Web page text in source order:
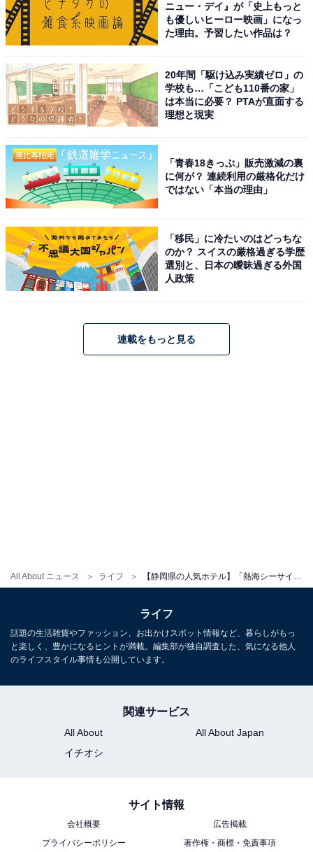
All About ニュース ライフ
「熱海シーサイドスパ＆リゾート」の口コミは？
「熱海シーサイドスパ＆リゾート」には、以下のような
部屋からの海と日の出が最高
種類豊富なビュッフェに満足
アクセス・料金・宿泊情報は？
アクセス
所在地：静岡県熱海市東海岸町6番53号
※料金は公式Webサイト参考価格
チェックイン：15:00から
ニュー・デイ』が「史上もっと
も優しいヒーロー映画」になっ
た理由。予習したい作品は？
20年間「駆け込み実績ゼロ」の
学校も…「こども110番の家」
は本当に必要？ PTAが直面する
理想と現実
「青春18きっぷ」販売激減の裏
に何が？ 連続利用の厳格化だけ
ではない「本当の理由」
「移民」に冷たいのはどっちな
のか？ スイスの厳格過ぎる学歴
選別と、日本の曖昧過ぎる外国
人政策
連載をもっと見る
ライフ
話題の生活雑貨やファッション、お出かけスポット情報など、暮らしがもっ
と楽しく、豊かになるヒントが満載。編集部が独自調査した、気になる他人
のライフスタイル事情も公開しています。
関連サービス
All About
All About Japan
イチオシ
サイト情報
会社概要
広告掲載
プライバシーポリシー
著作権・商標・免責事項